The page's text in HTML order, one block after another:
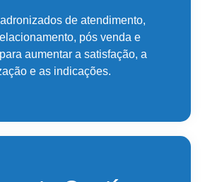
de atendimento,
pós venda e
aumentar a satisfação, a
e as indicações.